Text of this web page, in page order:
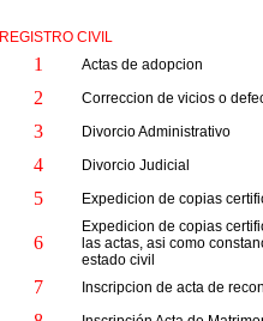
REGISTRO CIVIL
1 Actas de adopcion
2 Correccion de vicios o
3 Divorcio Administrativo
4 Divorcio Judicial
5 Expedicion de copias
6
Expedicion de copias
las actas, asi como
estado civil
7 Inscripcion de acta de